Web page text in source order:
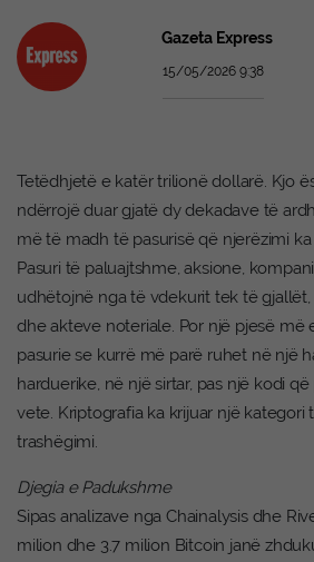
Gazeta Express
15/05/2026 9:38
Tetëdhjetë e katër trilionë dollarë. Kjo
ndërrojë duar gjatë dy dekadave të
më të madh të pasurisë që njerëzimi
Pasuri të paluajtshme, aksione,
udhëtojnë nga të vdekurit tek të
dhe akteve noteriale. Por një pjesë më
pasurie se kurrë më parë ruhet në një
harduerike, në një sirtar, pas një kodi
vete. Kriptografia ka krijuar një kategori
trashëgimi.
Djegia e Padukshme
Sipas analizave nga Chainalysis dhe
milion dhe 3.7 milion Bitcoin janë